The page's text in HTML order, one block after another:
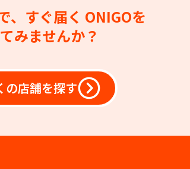
、すぐ届く ONIGOを
みませんか？
の店舗を探す